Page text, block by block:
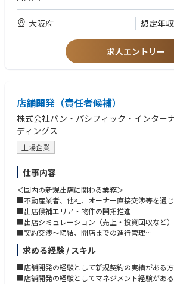
大阪府 想定年収
求人エントリー
店舗開発（責任者候補）
株式会社パン・パシフィック・インター
ディングス
上場企業
仕事内容
＜国内の新規出店に関わる業務＞
■不動産業者、他社、オーナー直接交渉等を通
■出店候補エリア・物件の開拓推進
■出店シミュレーション（売上・投資回収など
■契約交渉〜締結、開店までの進行管理
※プレイヤーとして成果創出後は、段階的にマネ
会社内での全ての業務
求める経験 / スキル
■店舗開発の経験として新規契約の実績がある方
■店舗開発の経験としてマネジメント経験があ